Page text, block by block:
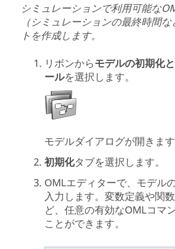
シミュレーションで利用可能な
（シミュレーションの最終時間
トを作成します。
リボンからモデルの初期化
ールを選択します。
モデルダイアログが開きます
初期化タブを選択します。
OMLエディターで、モデル
入力します。変数定義や関
ど、任意の有効なOMLコマ
ことができます。